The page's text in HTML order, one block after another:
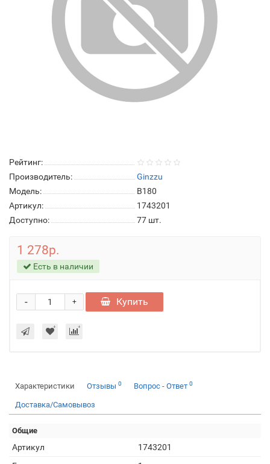
Рейтинг:
Производитель:
Ginzzu
Модель:
B180
Артикул:
1743201
Доступно:
77 шт.
1 278р.
Есть в наличии
+
- Купить
Характеристики Отзывы 0 Вопрос - Ответ 0
Доставка/Самовывоз
Общие
Артикул
1743201